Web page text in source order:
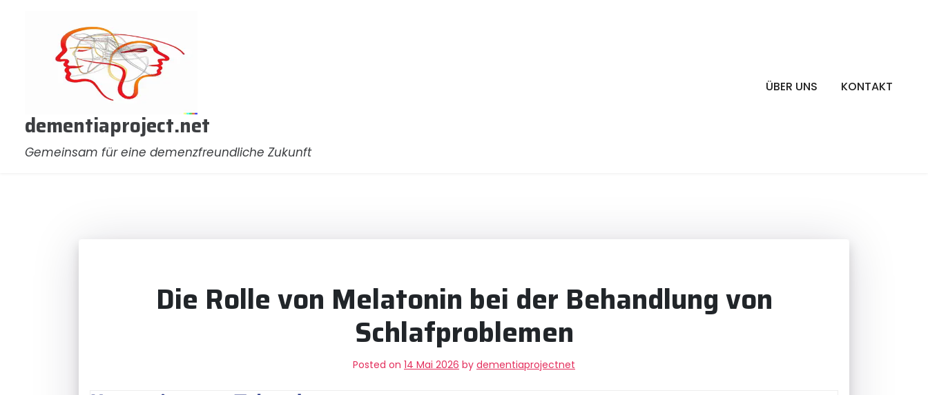
dementiaproject.net
Gemeinsam für eine demenzfreundliche Zukunft
ÜBER UNS KONTAKT
Die Rolle von Melatonin bei der Behandlung von
Schlafproblemen
Posted on 14 Mai 2026 by dementiaprojectnet